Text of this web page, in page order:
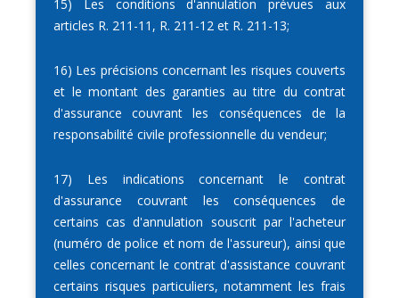
15) Les conditions d'annulation prévues aux
articles R. 211-11, R. 211-12 et R. 211-13;
16) Les précisions concernant les risques couverts
et le montant des garanties au titre du contrat
d'assurance couvrant les conséquences de la
responsabilité civile professionnelle du vendeur;
17) Les indications concernant le contrat
d'assurance couvrant les conséquences de
certains cas d'annulation souscrit par l'acheteur
(numéro de police et nom de l'assureur), ainsi que
celles concernant le contrat d'assistance couvrant
certains risques particuliers, notamment les frais